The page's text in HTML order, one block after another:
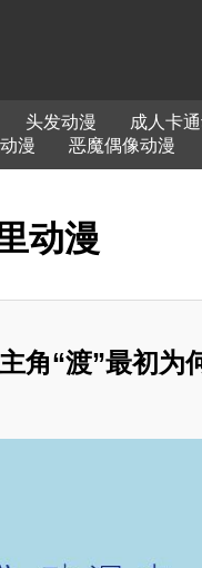
头发动漫 成人卡
漫 恶魔偶像动漫
动漫
角“渡”最初为